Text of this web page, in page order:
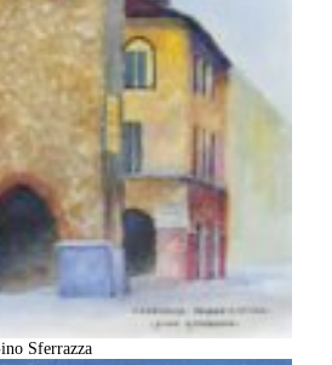
Sferrazza